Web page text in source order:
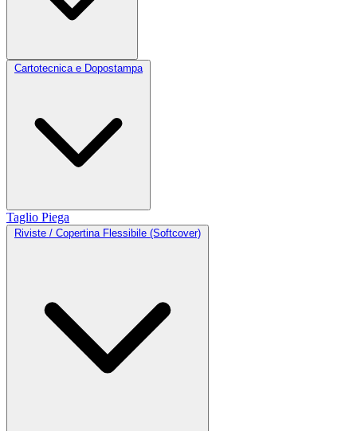
Cartotecnica e Dopostampa
Taglio Piega
Riviste / Copertina Flessibile (Softcover)